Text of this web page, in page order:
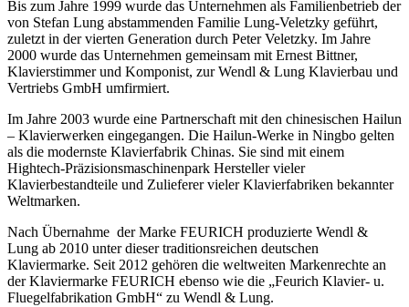
Bis zum Jahre 1999 wurde das Unternehmen als Familienbetrieb der
von Stefan Lung abstammenden Familie Lung-Veletzky geführt,
zuletzt in der vierten Generation durch Peter Veletzky. Im Jahre
2000 wurde das Unternehmen gemeinsam mit Ernest Bittner,
Klavierstimmer und Komponist, zur Wendl & Lung Klavierbau und
Vertriebs GmbH umfirmiert.
Im Jahre 2003 wurde eine Partnerschaft mit den chinesischen Hailun
– Klavierwerken eingegangen. Die Hailun-Werke in Ningbo gelten
als die modernste Klavierfabrik Chinas. Sie sind mit einem
Hightech-Präzisionsmaschinenpark Hersteller vieler
Klavierbestandteile und Zulieferer vieler Klavierfabriken bekannter
Weltmarken.
Nach Übernahme der Marke FEURICH produzierte Wendl &
Lung ab 2010 unter dieser traditionsreichen deutschen
Klaviermarke. Seit 2012 gehören die weltweiten Markenrechte an
der Klaviermarke FEURICH ebenso wie die „Feurich Klavier- u.
Fluegelfabrikation GmbH“ zu Wendl & Lung.